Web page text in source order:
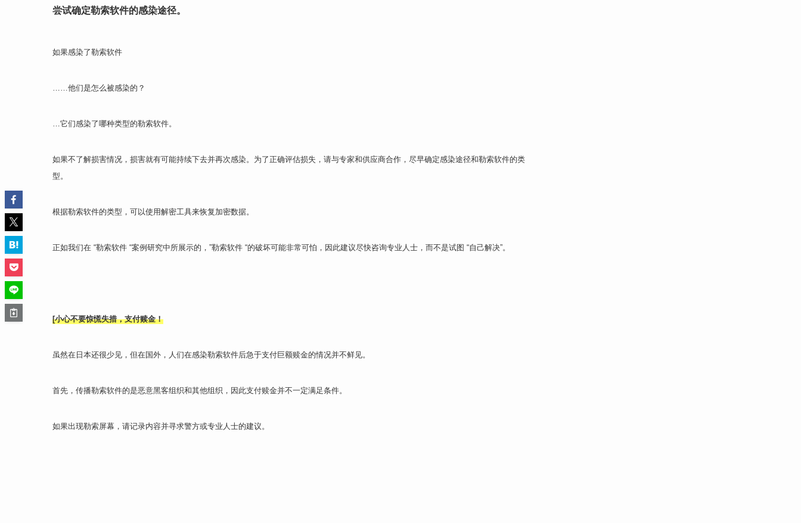
尝试确定勒索软件的感染途径。
如果感染了勒索软件
……他们是怎么被感染的？
…它们感染了哪种类型的勒索软件。
如果不了解损害情况，损害就有可能持续下去并再次感染。为了正确评估损失，请与专家和供应商合作，尽早确定感染途径和勒索软件的类
型。
根据勒索软件的类型，可以使用解密工具来恢复加密数据。
正如我们在 “勒索软件 “案例研究中所展示的，”勒索软件 “的破坏可能非常可怕，因此建议尽快咨询专业人士，而不是试图 “自己解决”。
[小心不要惊慌失措，支付赎金！
虽然在日本还很少见，但在国外，人们在感染勒索软件后急于支付巨额赎金的情况并不鲜见。
首先，传播勒索软件的是恶意黑客组织和其他组织，因此支付赎金并不一定满足条件。
如果出现勒索屏幕，请记录内容并寻求警方或专业人士的建议。